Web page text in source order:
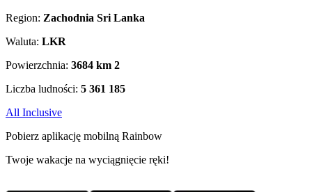
Region: Zachodnia Sri Lanka
Waluta: LKR
Powierzchnia: 3684 km 2
Liczba ludności: 5 361 185
All Inclusive
Pobierz aplikację mobilną Rainbow
Twoje wakacje na wyciągnięcie ręki!